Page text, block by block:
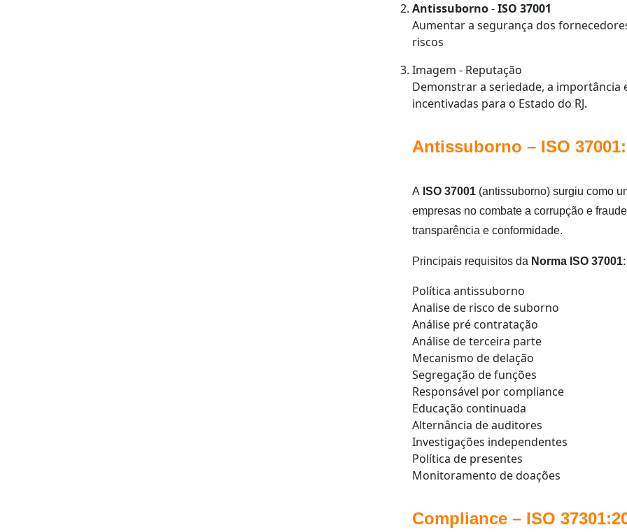
Antissuborno-ISO 37001
Aumentar a segurança dos
riscos
Imagem - Reputação
Demonstrar a seriedade, a importância
incentivadas para o Estado do RJ.
Antissuborno – ISO
A ISO 37001 (antissuborno) surgiu como
empresas no combate a corrupção e
transparência e conformidade.
Principais requisitos da Norma ISO 37001:
Política antissuborno
Analise de risco de suborno
Análise pré contratação
Análise de terceira parte
Mecanismo de delação
Segregação de funções
Responsável por compliance
Educação continuada
Alternância de auditores
Investigações independentes
Política de presentes
Monitoramento de doações
Compliance – ISO